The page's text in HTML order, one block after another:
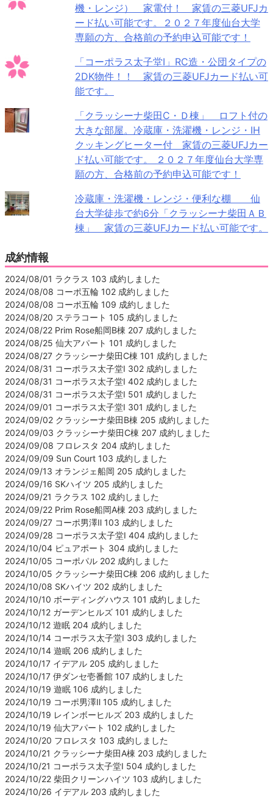
機・レンジ） 家電付！ 家賃の三菱UFJカ
ード払い可能です。２０２７年度仙台大学
専願の方、合格前の予約申込可能です！
「コーポラス太子堂Ⅰ」RC造・公団タイプの
2DK物件！！ 家賃の三菱UFJカード払い可
能です。
「クラッシーナ柴田C・Ｄ棟」 ロフト付の
大きな部屋。冷蔵庫・洗濯機・レンジ・IH
クッキングヒーター付 家賃の三菱UFJカー
ド払い可能です。 ２０２７年度仙台大学専
願の方、合格前の予約申込可能です！
冷蔵庫・洗濯機・レンジ・便利な棚 仙
台大学徒歩で約6分「クラッシーナ柴田ＡＢ
棟」 家賃の三菱UFJカード払い可能です。
成約情報
2024/08/01 ラクラス 103 成約しました
2024/08/08 コーポ五輪 102 成約しました
2024/08/08 コーポ五輪 109 成約しました
2024/08/20 ステラコート 105 成約しました
2024/08/22 Prim Rose船岡B棟 207 成約しました
2024/08/25 仙大アパート 101 成約しました
2024/08/27 クラッシーナ柴田C棟 101 成約しました
2024/08/31 コーポラス太子堂Ⅰ 302 成約しました
2024/08/31 コーポラス太子堂Ⅰ 402 成約しました
2024/08/31 コーポラス太子堂Ⅰ 501 成約しました
2024/09/01 コーポラス太子堂Ⅰ 301 成約しました
2024/09/02 クラッシーナ柴田B棟 205 成約しました
2024/09/03 クラッシーナ柴田C棟 207 成約しました
2024/09/08 フロレスタ 204 成約しました
2024/09/09 Sun Court 103 成約しました
2024/09/13 オランジェ船岡 205 成約しました
2024/09/16 SKハイツ 205 成約しました
2024/09/21 ラクラス 102 成約しました
2024/09/22 Prim Rose船岡A棟 203 成約しました
2024/09/27 コーポ男澤Ⅱ 103 成約しました
2024/09/28 コーポラス太子堂Ⅰ 404 成約しました
2024/10/04 ピュアポート 304 成約しました
2024/10/05 コーポパル 202 成約しました
2024/10/05 クラッシーナ柴田C棟 206 成約しました
2024/10/08 SKハイツ 202 成約しました
2024/10/10 ボーディングハウス 101 成約しました
2024/10/12 ガーデンヒルズ 101 成約しました
2024/10/12 遊眠 204 成約しました
2024/10/14 コーポラス太子堂Ⅰ 303 成約しました
2024/10/14 遊眠 206 成約しました
2024/10/17 イデアル 205 成約しました
2024/10/17 伊ダンセ壱番館 107 成約しました
2024/10/19 遊眠 106 成約しました
2024/10/19 コーポ男澤Ⅱ 105 成約しました
2024/10/19 レインボーヒルズ 203 成約しました
2024/10/19 仙大アパート 102 成約しました
2024/10/20 フロレスタ 103 成約しました
2024/10/21 クラッシーナ柴田A棟 203 成約しました
2024/10/21 コーポラス太子堂Ⅰ 504 成約しました
2024/10/22 柴田クリーンハイツ 103 成約しました
2024/10/26 イデアル 203 成約しました